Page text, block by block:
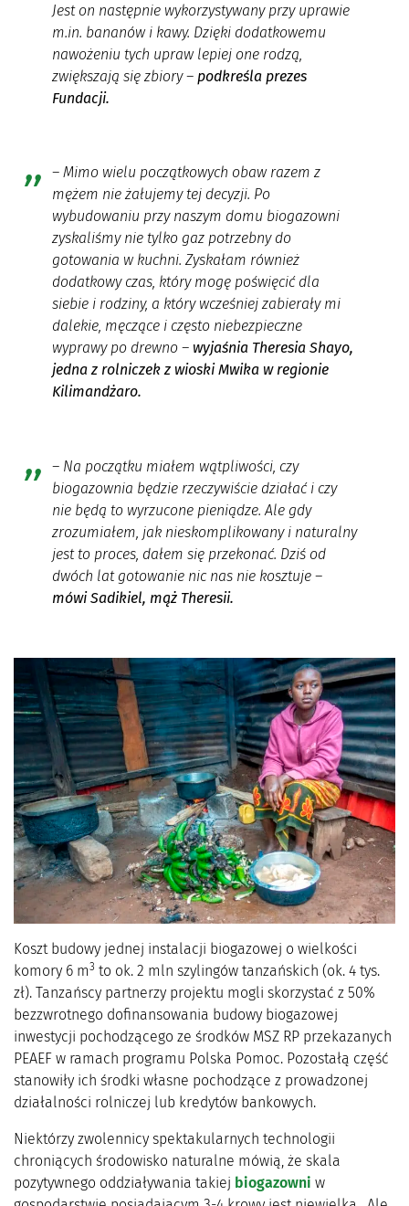
Jest on następnie wykorzystywany przy uprawie
m.in. bananów i kawy. Dzięki dodatkowemu
nawożeniu tych upraw lepiej one rodzą,
zwiększają się zbiory– podkreśla prezes
Fundacji.
–Mimo wielu początkowych obaw razem z
mężem nie żałujemy tej decyzji. Po
wybudowaniu przy naszym domu biogazowni
zyskaliśmy nie tylko gaz potrzebny do
gotowania w kuchni. Zyskałam również
dodatkowy czas, który mogę poświęcić dla
siebie i rodziny, a który wcześniej zabierały mi
dalekie, męczące i często niebezpieczne
wyprawy po drewno –wyjaśnia Theresia Shayo,
jedna z rolniczek z wioski Mwika w regionie
Kilimandżaro.
– Na początku miałem wątpliwości, czy
biogazownia będzie rzeczywiście działać i czy
nie będą to wyrzucone pieniądze. Ale gdy
zrozumiałem, jak nieskomplikowany i naturalny
jest to proces, dałem się przekonać. Dziś od
dwóch lat gotowanie nic nas nie kosztuje –
mówi Sadikiel, mąż Theresii.
Koszt budowy jednej instalacji biogazowej o wielkości
komory 6 m3 to ok. 2 mln szylingów tanzańskich (ok. 4 tys.
zł). Tanzańscy partnerzy projektu mogli skorzystać z 50%
bezzwrotnego dofinansowania budowy biogazowej
inwestycji pochodzącego ze środków MSZ RP przekazanych
PEAEF w ramach programu Polska Pomoc. Pozostałą część
stanowiły ich środki własne pochodzące z prowadzonej
działalności rolniczej lub kredytów bankowych.
Niektórzy zwolennicy spektakularnych technologii
chroniących środowisko naturalne mówią, że skala
pozytywnego oddziaływania takiej biogazowni w